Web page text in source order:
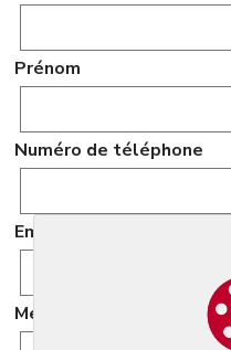
Prénom
Numéro de téléphone
Email
Message